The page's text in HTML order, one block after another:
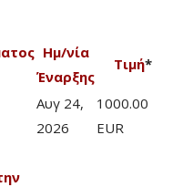
Ημ/νία
Έναρξης
Τιμή*
Αυγ 24,
2026
1000.00
EUR